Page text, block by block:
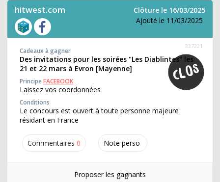
hitwest.com
Clôture le 16/03/2025
Ajouté le 11/03/2025
Commentaires 0 Note perso
337221
Cadeaux à gagner
Des invitations pour les soirées "Les Diablintes" les
21 et 22 mars à Evron [Mayenne]
PrincipeFACEBOOK
Laissez vos coordonnées
Conditions
Le concours est ouvert à toute personne majeure
résidant en France
Proposer les gagnants